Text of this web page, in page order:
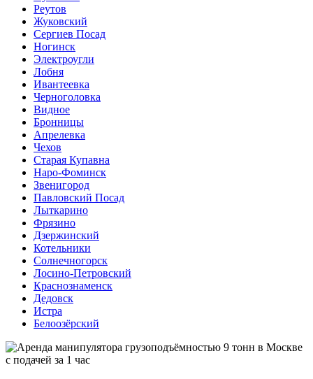
Реутов
Жуковский
Сергиев Посад
Ногинск
Электроугли
Лобня
Ивантеевка
Черноголовка
Видное
Бронницы
Апрелевка
Чехов
Старая Купавна
Наро-Фоминск
Звенигород
Павловский Посад
Лыткарино
Фрязино
Дзержинский
Котельники
Солнечногорск
Лосино-Петровский
Краснознаменск
Дедовск
Истра
Белоозёрский